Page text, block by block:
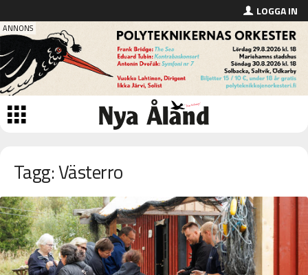
LOGGA IN
Tagg: Västerro